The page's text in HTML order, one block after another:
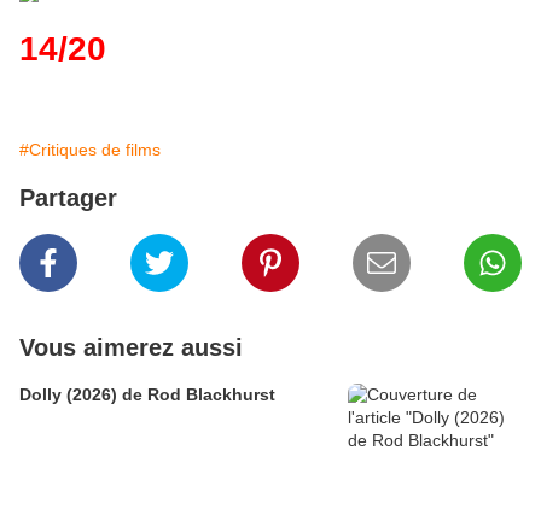
14/20
#Critiques de films
Partager
Vous aimerez aussi
Dolly (2026) de Rod Blackhurst